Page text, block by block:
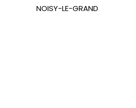
NOISY-LE-GRAND